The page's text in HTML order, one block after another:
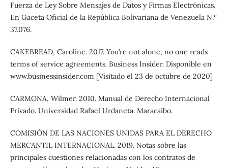
Fuerza de Ley Sobre Mensajes de Datos y Firmas Electrónicas.
En Gaceta Oficial de la República Bolivariana de Venezuela N.º
37.076.
CAKEBREAD, Caroline. 2017. You’re not alone, no one reads
terms of service agreements. Business Insider. Disponible en
www.businessinsider.com [Visitado el 23 de octubre de 2020]
CARMONA, Wilmer. 2010. Manual de Derecho Internacional
Privado. Universidad Rafael Urdaneta. Maracaibo.
COMISIÓN DE LAS NACIONES UNIDAS PARA EL DERECHO
MERCANTIL INTERNACIONAL. 2019. Notas sobre las
principales cuestiones relacionadas con los contratos de